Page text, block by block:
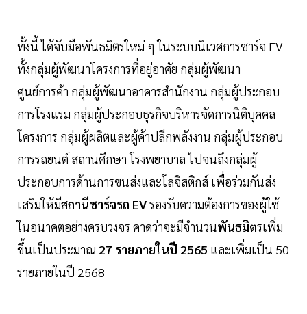
ทั้งนี้ ได้จับมือพันธมิตรใหม่ ๆ ในระบบนิเวศการชาร์จ EV
ทั้งกลุ่มผู้พัฒนาโครงการที่อยู่อาศัย กลุ่มผู้พัฒนา
ศูนย์การค้า กลุ่มผู้พัฒนาอาคารสำนักงาน กลุ่มผู้ประกอบ
การโรงแรม กลุ่มผู้ประกอบธุรกิจบริหารจัดการนิติบุคคล
โครงการ กลุ่มผู้ผลิตและผู้ค้าปลีกพลังงาน กลุ่มผู้ประกอบ
การรถยนต์ สถานศึกษา โรงพยาบาล ไปจนถึงกลุ่มผู้
ประกอบการด้านการขนส่งและโลจิสติกส์ เพื่อร่วมกันส่ง
เสริมให้มีสถานีชาร์จรถ EVรองรับความต้องการของผู้ใช้
ในอนาคตอย่างครบวงจร คาดว่าจะมีจำนวนพันธมิตรเพิ่ม
ขึ้นเป็นประมาณ 27 รายภายในปี 2565 และเพิ่มเป็น 50
รายภายในปี 2568